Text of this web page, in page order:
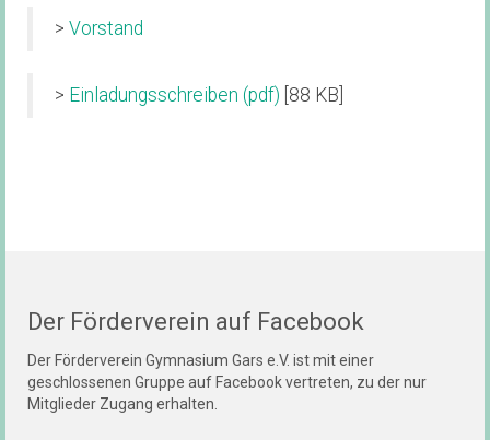
> Vorstand
> Einladungsschreiben (pdf) [88 KB]
Der Förderverein auf Facebook
Der Förderverein Gymnasium Gars e.V. ist mit einer
geschlossenen Gruppe auf Facebook vertreten, zu der nur
Mitglieder Zugang erhalten.